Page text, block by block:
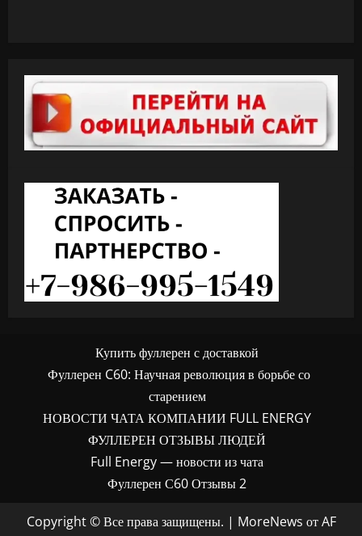
Купить фуллерен с доставкой
Фуллерен C60: Научная революция в борьбе со
старением
НОВОСТИ ЧАТА КОМПАНИИ FULL ENERGY
ФУЛЛЕРЕН ОТЗЫВЫ ЛЮДЕЙ
Full Energy — новости из чата
Фуллерен С60 Отзывы 2
Copyright © Все права защищены. | MoreNews от AF